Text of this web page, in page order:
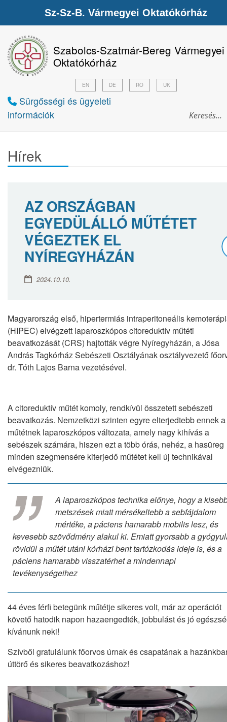
Szabolcs-Szatmár-Bereg Vármegyei
Oktatókórház
Sürgősségi és ügyeleti
információk
EN DE RO UK
Hírek
AZ ORSZÁGBAN
EGYEDÜLÁLLÓ MŰTÉTET
VÉGEZTEK EL
NYÍREGYHÁZÁN
2024.10.10.
Magyarország első, hipertermiás intraperitoneális
(HIPEC) elvégzett laparoszkópos citoreduktív műtéti
beavatkozását (CRS) hajtották végre Nyíregyházán, a Jósa
András Tagkórház Sebészeti Osztályának osztályvezető
dr. Tóth Lajos Barna vezetésével.
A citoreduktív műtét komoly, rendkívül összetett sebészeti
beavatkozás. Nemzetközi szinten egyre elterjedtebb ennek a
műtétnek laparoszkópos változata, amely nagy kihívás a
sebészek számára, hiszen ezt a több órás, nehéz, a hasüreg
minden szegmensére kiterjedő műtétet kell új technikával
elvégezniük.
A laparoszkópos technika előnye, hogy a
metszések miatt mérsékeltebb a sebfájdalom
mértéke, a páciens hamarabb mobilis lesz, és
kevesebb szövődmény alakul ki. Emiatt gyorsabb a
rövidül a műtét utáni kórházi bent tartózkodás ideje is, és a
páciens hamarabb visszatérhet a mindennapi
tevékenységeihez
44 éves férfi betegünk műtétje sikeres volt, már az operációt
követő hatodik napon hazaengedték, jobbulást és jó
kívánunk neki!
Szívből gratulálunk főorvos úrnak és csapatának a
úttörő és sikeres beavatkozáshoz!
Sz-Sz-B. Vármegyei Oktatókórház